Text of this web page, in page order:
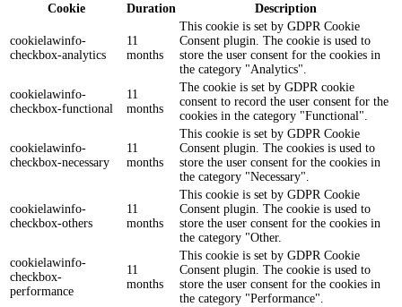
Cookie
Duration Description
cookielawinfo-
checkbox-analytics
11
months
This cookie is set by GDPR Cookie
Consent plugin. The cookie is used to
store the user consent for the cookies in
the category "Analytics".
cookielawinfo-
checkbox-functional
11
months
The cookie is set by GDPR cookie
consent to record the user consent for the
cookies in the category "Functional".
cookielawinfo-
checkbox-necessary
11
months
This cookie is set by GDPR Cookie
Consent plugin. The cookies is used to
store the user consent for the cookies in
the category "Necessary".
cookielawinfo-
checkbox-others
11
months
This cookie is set by GDPR Cookie
Consent plugin. The cookie is used to
store the user consent for the cookies in
the category "Other.
cookielawinfo-
checkbox-
performance
11
months
This cookie is set by GDPR Cookie
Consent plugin. The cookie is used to
store the user consent for the cookies in
the category "Performance".